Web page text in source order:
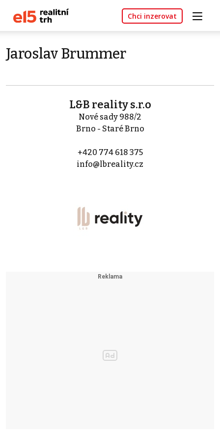
Chci inzerovat
Jaroslav Brummer
L&B reality s.r.o
Nové sady 988/2
Brno - Staré Brno
+420 774 618 375
info@lbreality.cz